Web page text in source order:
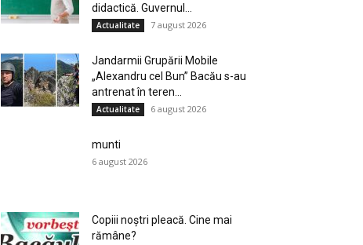
didactică. Guvernul...
Actualitate 7 august 2026
Jandarmii Grupării Mobile
„Alexandru cel Bun” Bacău s-au
antrenat în teren...
Actualitate 6 august 2026
munti
6 august 2026
Copiii noștri pleacă. Cine mai
rămâne?